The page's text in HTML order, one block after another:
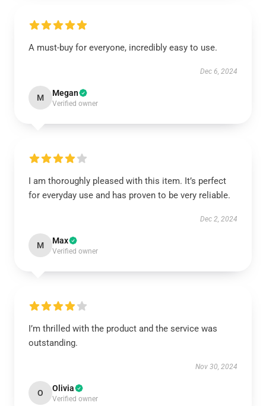
A must-buy for everyone, incredibly easy to use.
Dec 6, 2024
M Megan
Verified owner
I am thoroughly pleased with this item. It’s perfect
for everyday use and has proven to be very reliable.
Dec 2, 2024
M Max
Verified owner
I’m thrilled with the product and the service was
outstanding.
Nov 30, 2024
O Olivia
Verified owner